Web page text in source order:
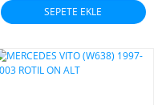
SEPETE EKLE